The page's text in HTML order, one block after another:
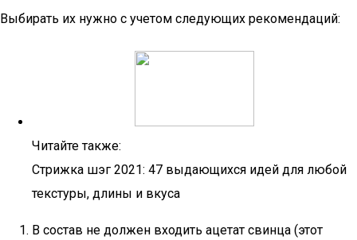
Выбирать их нужно с учетом следующих рекомендаций:
Читайте также:
Стрижка шэг 2021: 47 выдающихся идей для любой
текстуры, длины и вкуса
В состав не должен входить ацетат свинца (этот